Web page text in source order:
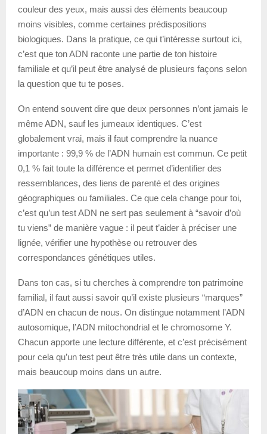
couleur des yeux, mais aussi des éléments beaucoup
moins visibles, comme certaines prédispositions
biologiques. Dans la pratique, ce qui t’intéresse surtout ici,
c’est que ton ADN raconte une partie de ton histoire
familiale et qu’il peut être analysé de plusieurs façons selon
la question que tu te poses.
On entend souvent dire que deux personnes n’ont jamais le
même ADN, sauf les jumeaux identiques. C’est
globalement vrai, mais il faut comprendre la nuance
importante : 99,9 % de l’ADN humain est commun. Ce petit
0,1 % fait toute la différence et permet d’identifier des
ressemblances, des liens de parenté et des origines
géographiques ou familiales. Ce que cela change pour toi,
c’est qu’un test ADN ne sert pas seulement à “savoir d’où
tu viens” de manière vague : il peut t’aider à préciser une
lignée, vérifier une hypothèse ou retrouver des
correspondances génétiques utiles.
Dans ton cas, si tu cherches à comprendre ton patrimoine
familial, il faut aussi savoir qu’il existe plusieurs “marques”
d’ADN en chacun de nous. On distingue notamment l’ADN
autosomique, l’ADN mitochondrial et le chromosome Y.
Chacun apporte une lecture différente, et c’est précisément
pour cela qu’un test peut être très utile dans un contexte,
mais beaucoup moins dans un autre.